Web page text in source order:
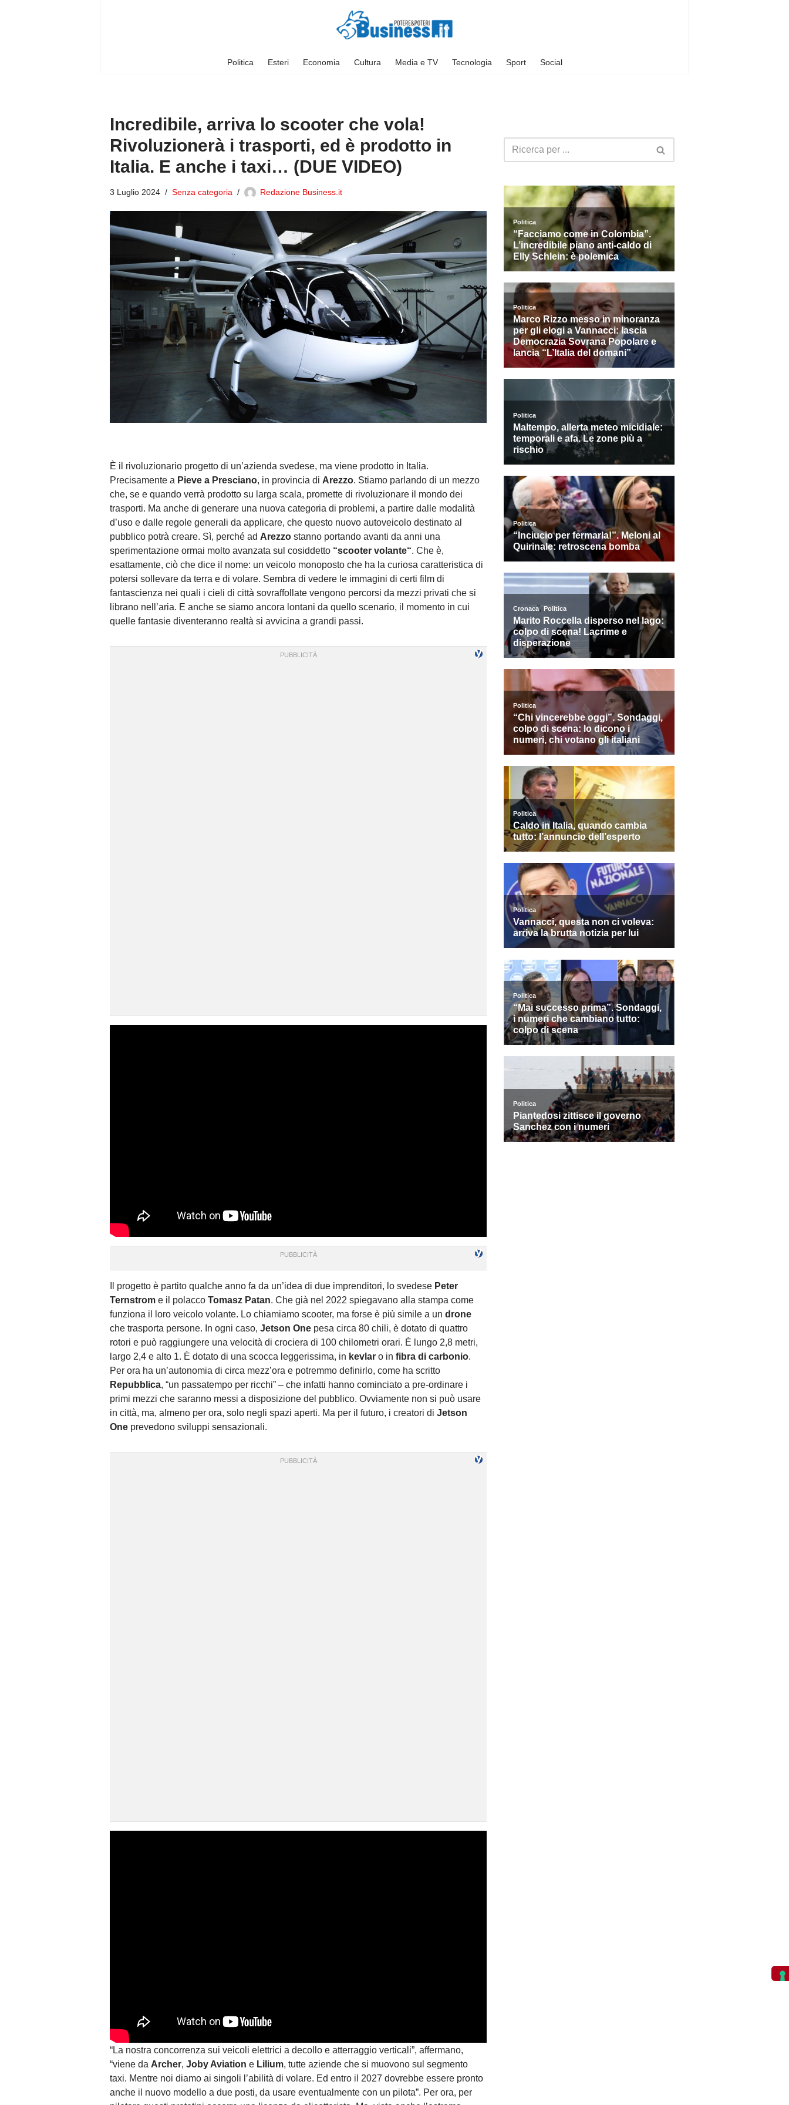
Politica Esteri Economia Cultura Media e TV Tecnologia Sport Social
Incredibile, arriva lo scooter che vola!
Rivoluzionerà i trasporti, ed è prodotto in
Italia. E anche i taxi… (DUE VIDEO)
3 Luglio 2024 Senza categoria Redazione Business.it
È il rivoluzionario progetto di un’azienda svedese, ma viene prodotto in Italia.
Precisamente a Pieve a Presciano, in provincia di Arezzo. Stiamo parlando di un mezzo
che, se e quando verrà prodotto su larga scala, promette di rivoluzionare il mondo dei
trasporti. Ma anche di generare una nuova categoria di problemi, a partire dalle modalità
d’uso e dalle regole generali da applicare, che questo nuovo autoveicolo destinato al
pubblico potrà creare. Sì, perché ad Arezzo stanno portando avanti da anni una
sperimentazione ormai molto avanzata sul cosiddetto “scooter volante“. Che è,
esattamente, ciò che dice il nome: un veicolo monoposto che ha la curiosa caratteristica di
potersi sollevare da terra e di volare. Sembra di vedere le immagini di certi film di
fantascienza nei quali i cieli di città sovraffollate vengono percorsi da mezzi privati che si
librano nell’aria. E anche se siamo ancora lontani da quello scenario, il momento in cui
quelle fantasie diventeranno realtà si avvicina a grandi passi.
Il progetto è partito qualche anno fa da un’idea di due imprenditori, lo svedese Peter
Ternstrom e il polacco Tomasz Patan. Che già nel 2022 spiegavano alla stampa come
funziona il loro veicolo volante. Lo chiamiamo scooter, ma forse è più simile a un drone
che trasporta persone. In ogni caso, Jetson One pesa circa 80 chili, è dotato di quattro
rotori e può raggiungere una velocità di crociera di 100 chilometri orari. È lungo 2,8 metri,
largo 2,4 e alto 1. È dotato di una scocca leggerissima, in kevlar o in fibra di carbonio.
Per ora ha un’autonomia di circa mezz’ora e potremmo definirlo, come ha scritto
Repubblica, “un passatempo per ricchi” – che infatti hanno cominciato a pre-ordinare i
primi mezzi che saranno messi a disposizione del pubblico. Ovviamente non si può usare
in città, ma, almeno per ora, solo negli spazi aperti. Ma per il futuro, i creatori di Jetson
One prevedono sviluppi sensazionali.
“La nostra concorrenza sui veicoli elettrici a decollo e atterraggio verticali”, affermano,
“viene da Archer, Joby Aviation e Lilium, tutte aziende che si muovono sul segmento
taxi. Mentre noi diamo ai singoli l’abilità di volare. Ed entro il 2027 dovrebbe essere pronto
anche il nuovo modello a due posti, da usare eventualmente con un pilota”. Per ora, per